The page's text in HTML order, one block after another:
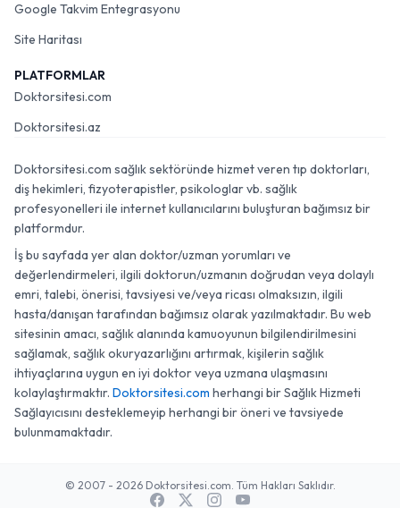
Google Takvim Entegrasyonu
Site Haritası
PLATFORMLAR
Doktorsitesi.com
Doktorsitesi.az
Doktorsitesi.com sağlık sektöründe hizmet veren tıp doktorları,
diş hekimleri, fizyoterapistler, psikologlar vb. sağlık
profesyonelleri ile internet kullanıcılarını buluşturan bağımsız bir
platformdur.
İş bu sayfada yer alan doktor/uzman yorumları ve
değerlendirmeleri, ilgili doktorun/uzmanın doğrudan veya dolaylı
emri, talebi, önerisi, tavsiyesi ve/veya ricası olmaksızın, ilgili
hasta/danışan tarafından bağımsız olarak yazılmaktadır. Bu web
sitesinin amacı, sağlık alanında kamuoyunun bilgilendirilmesini
sağlamak, sağlık okuryazarlığını artırmak, kişilerin sağlık
ihtiyaçlarına uygun en iyi doktor veya uzmana ulaşmasını
kolaylaştırmaktır. Doktorsitesi.com herhangi bir Sağlık Hizmeti
Sağlayıcısını desteklemeyip herhangi bir öneri ve tavsiyede
bulunmamaktadır.
© 2007 - 2026 Doktorsitesi.com. Tüm Hakları Saklıdır.